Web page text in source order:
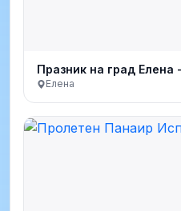
Празник на град
Елена